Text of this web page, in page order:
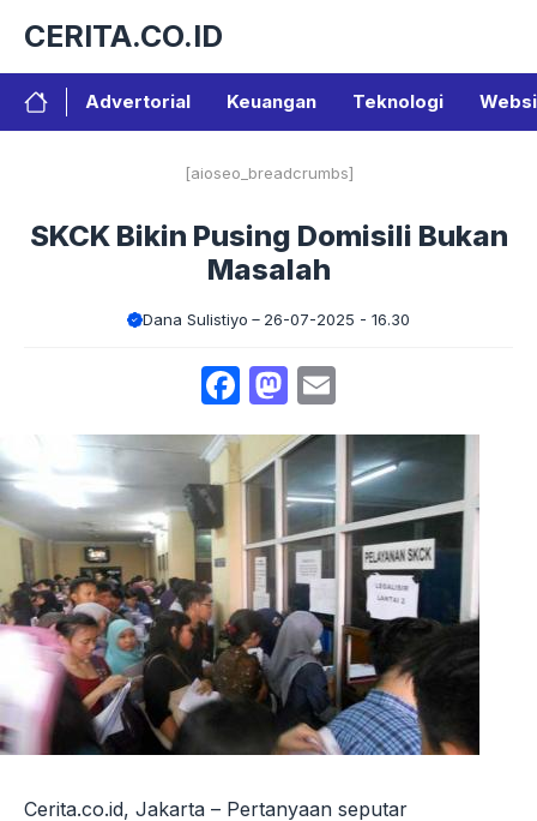
isi
CERITA.CO.ID
Advertorial Keuangan Teknologi
[aioseo_breadcrumbs]
SKCK Bikin Pusing Domisili Bukan
Masalah
Dana Sulistiyo 26-07-2025 - 16.30
Facebook
Mastodon
Cerita.co.id, Jakarta – Pertanyaan seputar